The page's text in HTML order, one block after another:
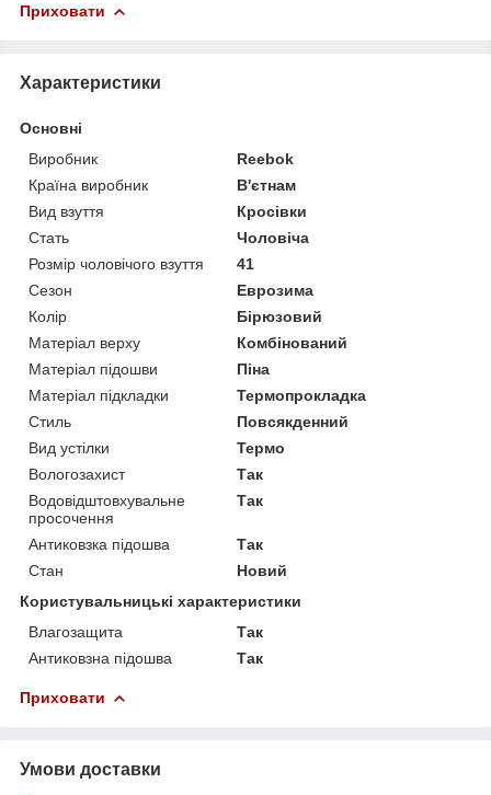
Приховати
Характеристики
Основні
Виробник
Reebok
Країна виробник
В'єтнам
Вид взуття
Кросівки
Стать
Чоловіча
Розмір чоловічого взуття
41
Сезон
Еврозима
Колір
Бірюзовий
Матеріал верху
Комбінований
Матеріал підошви
Піна
Матеріал підкладки
Термопрокладка
Стиль
Повсякденний
Вид устілки
Термо
Вологозахист
Так
Водовідштовхувальне
просочення
Так
Антиковзка підошва
Так
Стан
Новий
Користувальницькі характеристики
Влагозащита
Так
Антиковзна підошва
Так
Приховати
Умови доставки